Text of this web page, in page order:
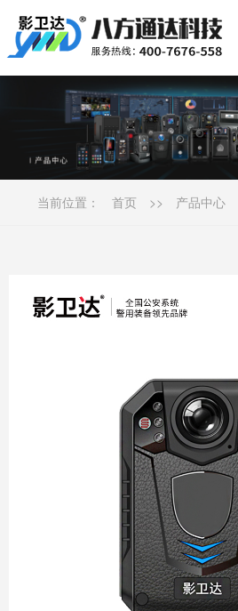
当前位置： 首页 >> 产品中心